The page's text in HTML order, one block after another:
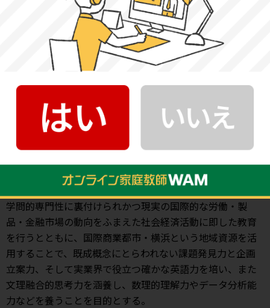
生徒数
1,165人（2023年5月1日現在）
教育理念
教育研究上の目的（学部）
横浜市立大学国際商学部は、経営学・経済学を中心とする
学問的専門性に裏付けられかつ現実の国際的な労働・製
品・金融市場の動向をふまえた社会経済活動に即した教育
を行うとともに、国際商業都市・横浜という地域資源を活
用することで、既成概念にとらわれない課題発見力と企画
立案力、そして実業界で役立つ確かな英語力を培い、また
文理融合的思考力を涵養し、数理的理解力やデータ分析能
力などを養うことを目的とする。